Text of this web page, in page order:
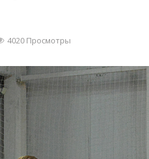
4020 Просмотры